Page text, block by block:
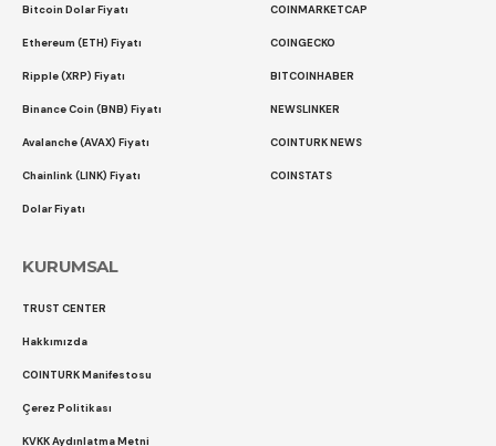
Bitcoin Dolar Fiyatı
Ethereum (ETH) Fiyatı
Ripple (XRP) Fiyatı
Binance Coin (BNB) Fiyatı
Avalanche (AVAX) Fiyatı
Chainlink (LINK) Fiyatı
Dolar Fiyatı
COINMARKETCAP
COINGECKO
BITCOINHABER
NEWSLINKER
COINTURK NEWS
COINSTATS
KURUMSAL
TRUST CENTER
Hakkımızda
COINTURK Manifestosu
Çerez Politikası
KVKK Aydınlatma Metni